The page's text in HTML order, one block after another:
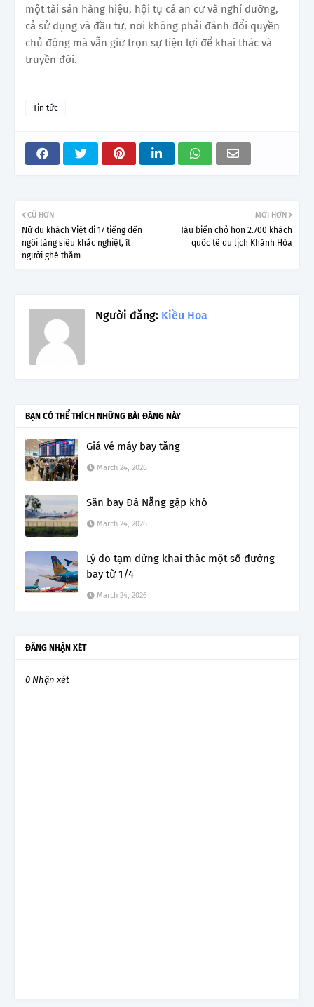
một tài sản hàng hiệu, hội tụ cả an cư và nghỉ dưỡng,
cả sử dụng và đầu tư, nơi không phải đánh đổi quyền
chủ động mà vẫn giữ trọn sự tiện lợi để khai thác và
truyền đời.
Tin tức
MỚI HƠN
Tàu biển chở hơn 2.700 khách
quốc tế du lịch Khánh Hòa
CŨ HƠN
Nữ du khách Việt đi 17 tiếng đến
ngôi làng siêu khắc nghiệt, ít
người ghé thăm
Người đăng: Kiều Hoa
BẠN CÓ THỂ THÍCH NHỮNG BÀI ĐĂNG NÀY
Giá vé máy bay tăng
March 24, 2026
Sân bay Đà Nẵng gặp khó
March 24, 2026
Lý do tạm dừng khai thác một số đường
bay từ 1/4
March 24, 2026
ĐĂNG NHẬN XÉT
0 Nhận xét